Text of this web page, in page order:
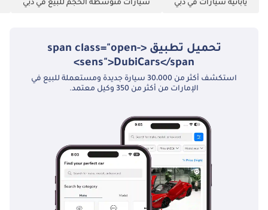
ما بعد البيع •
العروض محليًا ودوليًا
• تشكيلة واسعة من
السيارات • دعم عملية
التصدير -------------------
اتصال: • انستغرام |
فيسبوك | لينكد إن |
تويتر: @steerwellauto
-----------------------------
تحقق من المخزون
الحالي: • و -----------------
يابانية سيارات في دبي سيارات متوسطة الحجم للبيع في دبي
تحميل تطبيق <span class="open-
sens">DubiCars</span>
استكشف أكثر من 30،000 سيارة جديدة ومستعملة للبيع في
الإمارات من أكثر من 350 وكيل معتمد.